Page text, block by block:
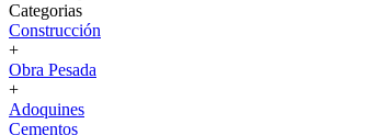
Categorias
Construcción
+
Obra Pesada
+
Adoquines
Cementos